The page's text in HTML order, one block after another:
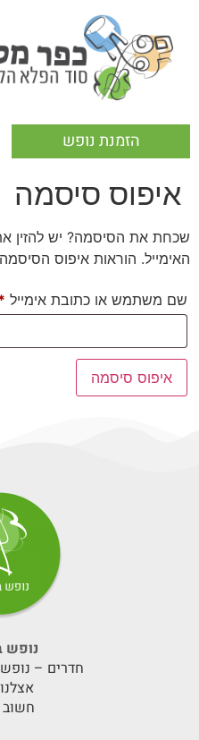
הזמנת נופש
איפוס סיסמה
שכחת את הסיסמה? יש
האימייל. הוראות איפוס
שם משתמש או כתובת אימייל
איפוס סיסמה
נופש
חדרים –